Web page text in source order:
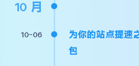
10 月
10-06
为你的站点提速
包